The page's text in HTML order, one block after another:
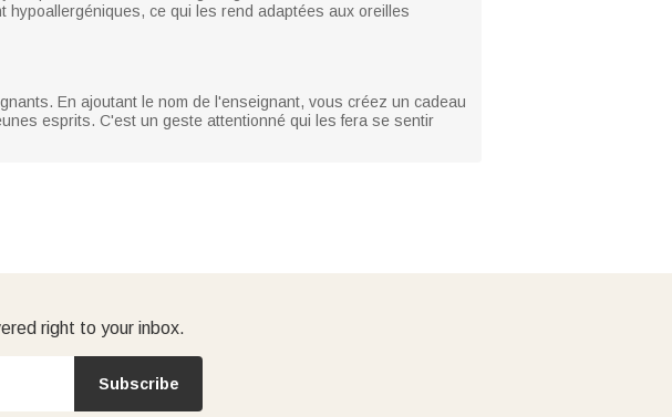
ce qui les rend adaptées aux oreilles
En ajoutant le nom de l'enseignant, vous créez un cadeau
esprits. C'est un geste attentionné qui les fera se sentir
right to your inbox.
Subscribe